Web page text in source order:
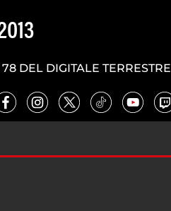
DEL DIGITALE TERRESTRE